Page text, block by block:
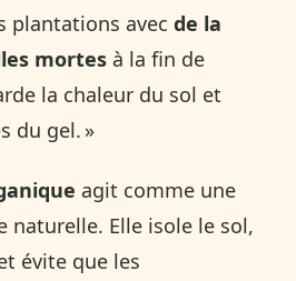
plantations avec de la
mortes à la fin de
la chaleur du sol et
du gel. »
agit comme une
naturelle. Elle isole le sol,
évite que les